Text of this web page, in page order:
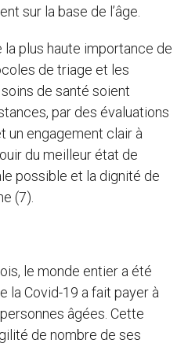
sur la base de l’âge.
plus haute importance de
de triage et les
de santé soient
par des évaluations
un engagement clair à
du meilleur état de
possible et la dignité de
(7).
le monde entier a été
la Covid-19 a fait payer à
âgées. Cette
de nombre de ses